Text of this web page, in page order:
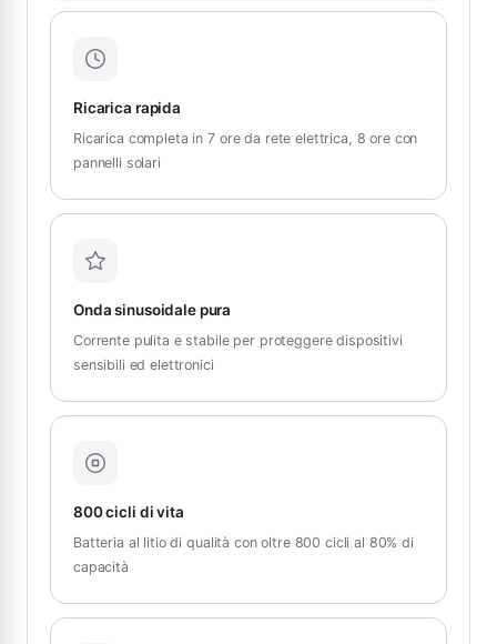
Ricarica rapida
Ricarica completa in 7 ore da rete elettrica, 8 ore con
pannelli solari
Onda sinusoidale pura
Corrente pulita e stabile per proteggere dispositivi
sensibili ed elettronici
800 cicli di vita
Batteria al litio di qualità con oltre 800 cicli al 80% di
capacità